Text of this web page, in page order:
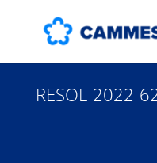
RESOL-2022-